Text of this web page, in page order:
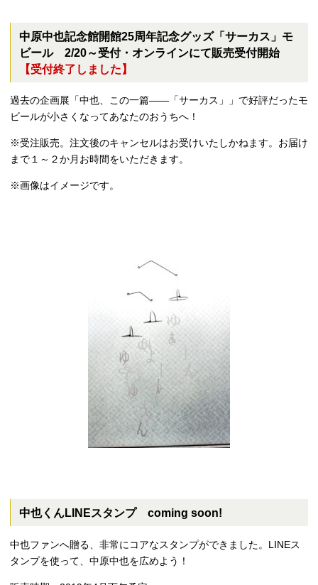
中原中也記念館開館25周年記念グッズ「サーカス」モ
ビール 2/20～受付・オンラインにて販売受付開始
【受付終了しました】
過去の企画展「中也、この一篇――「サーカス」」で好評だったモ
ビールが小さくなってあなたのおうちへ！
※受注販売。注文後のキャンセルはお受けいたしかねます。お届け
まで１～２か月お時間をいただきます。
※画像はイメージです。
中也くんLINEスタンプ coming soon!
中也ファンへ贈る、非常にコアなスタンプができました。LINEス
タンプを使って、中原中也を広めよう！